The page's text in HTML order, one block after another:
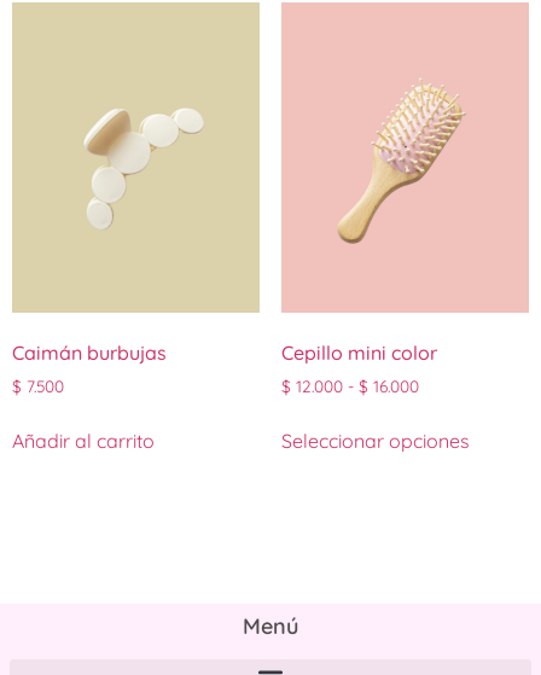
Caimán burbujas
$ 7.500
Añadir al carrito
Cepillo mini color
$ 12.000 - $ 16.000
Seleccionar opciones
Menú